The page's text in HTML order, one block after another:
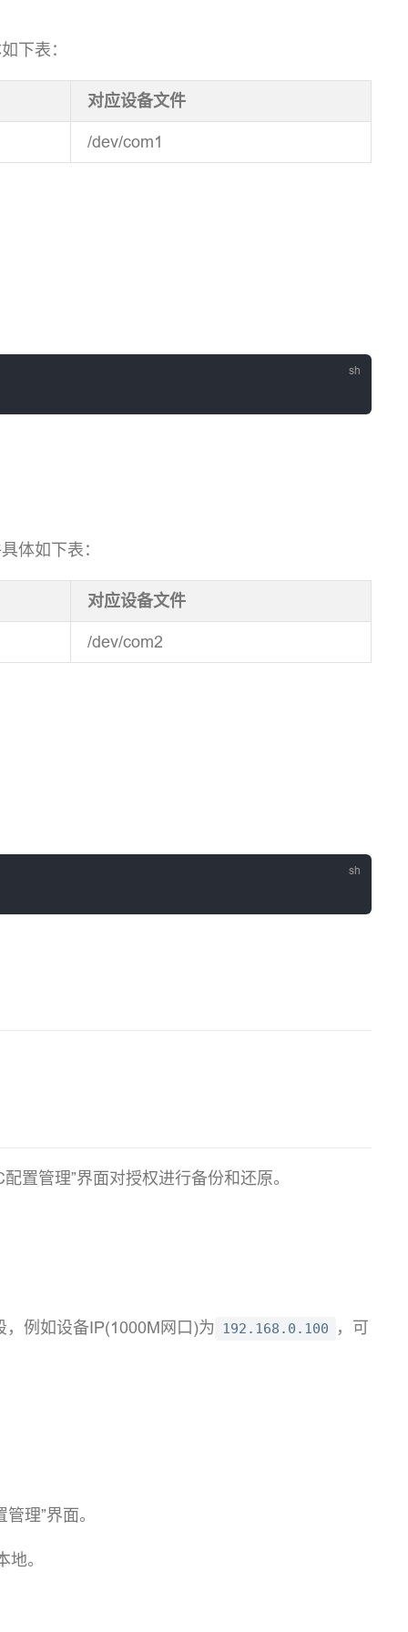
下表：
对应设备文件
/dev/com1
体如下表：
对应设备文件
/dev/com2
置管理”界面对授权进行备份和还原。
例如设备IP(1000M网口)为 192.168.0.100 ，可
理”界面。
。